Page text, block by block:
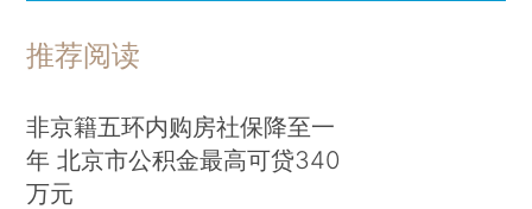
推荐阅读
非京籍五环内购房社保降至一
年 北京市公积金最高可贷340
万元